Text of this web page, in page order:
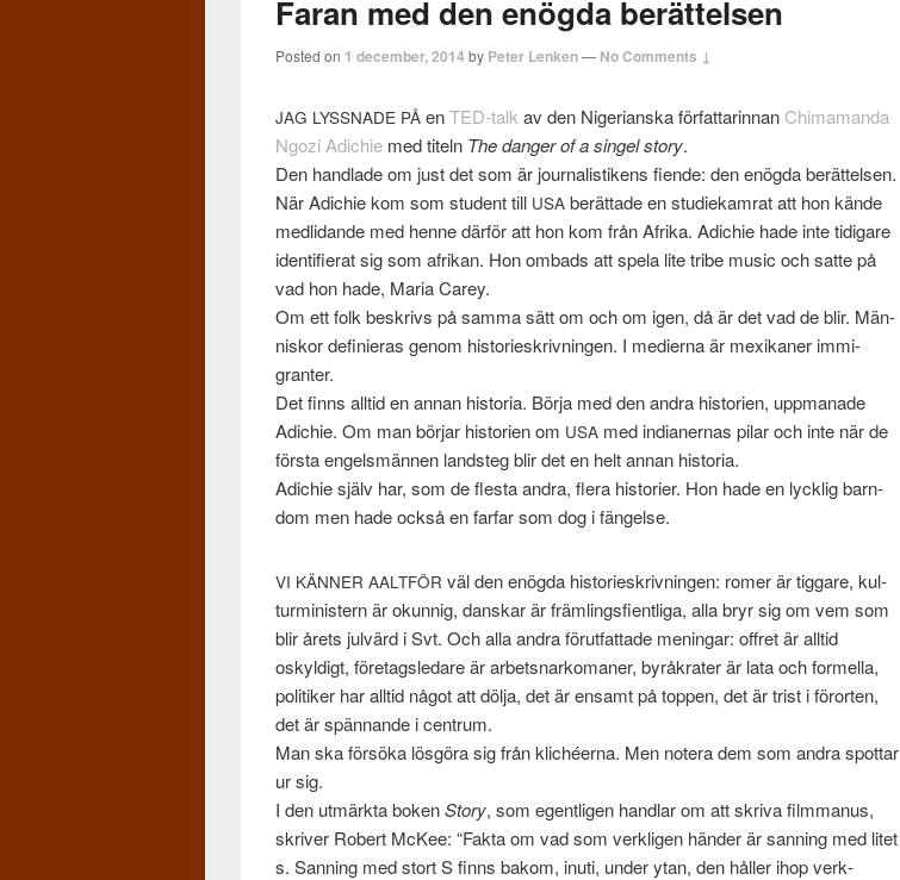
Faran med den enögda berättelsen
Posted on 1 december, 2014 by Peter Lenken— No Comments ↓
JAG LYSSNADE PÅ enTED-talk av den Nige­ri­an­ska för­fat­tarin­nan Chi­ma­manda
Ngozi Adichie med titeln The dan­ger of a sin­gel story.
Den hand­lade om just det som är jour­nal­is­tikens fiende: den enögda berät­telsen.
När Adichie kom som stu­dent till USA berät­tade en studiekam­rat att hon kände
medl­i­dande med henne där­för att hon kom från Afrika. Adichie hade inte tidi­gare
iden­ti­fierat sig som afrikan. Hon ombads att spela lite tribe music och satte på
vad hon hade, Maria Carey.
Om ett folk beskrivs på samma sätt om och om igen, då är det vad de blir. Män­
niskor definieras genom his­to­rieskrivnin­gen. I medierna är mexikaner immi­
granter.
Det finns alltid en annan his­to­ria. Börja med den andra his­to­rien, upp­manade
Adichie. Om man bör­jar his­to­rien om USA med indi­an­er­nas pilar och inte när de
första engelsmän­nen land­steg blir det en helt annan his­to­ria.
Adichie själv har, som de flesta andra, flera his­to­rier. Hon hade en lyck­lig barn­
dom men hade också en far­far som dog i fängelse.
VI KÄNNER AALTFÖR väl den enögda his­to­rieskrivnin­gen: romer är tig­gare, kul­
tur­min­is­tern är okun­nig, dan­skar är främ­lings­fientliga, alla bryr sig om vem som
blir årets jul­värd i Svt. Och alla andra förut­fat­tade meningar: offret är alltid
oskyldigt, före­tagsledare är arbet­snarko­maner, byråkrater är lata och formella,
poli­tiker har alltid något att dölja, det är ensamt på top­pen, det är trist i förorten,
det är spän­nande i cen­trum.
Man ska försöka lös­göra sig från klichéerna. Men notera dem som andra spot­tar
ur sig.
I den utmärkta bokenStory, som egentli­gen hand­lar om att skriva film­manus,
skriver Robert McKee: “Fakta om vad som verk­li­gen hän­der är san­ning med litet
s. San­ning med stort S finns bakom, inuti, under ytan, den håller ihop verk­